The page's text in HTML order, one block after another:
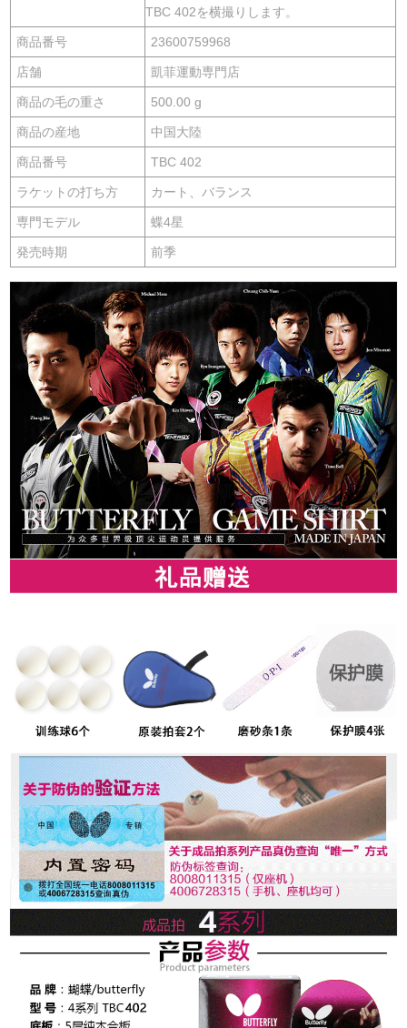
TBC 402を横撮りします。
商品番号 23600759968
店舗 凱菲運動専門店
商品の毛の重さ 500.00 g
商品の産地 中国大陸
商品番号 TBC 402
ラケットの打ち方 カート、バランス
専門モデル 蝶4星
発売時期 前季